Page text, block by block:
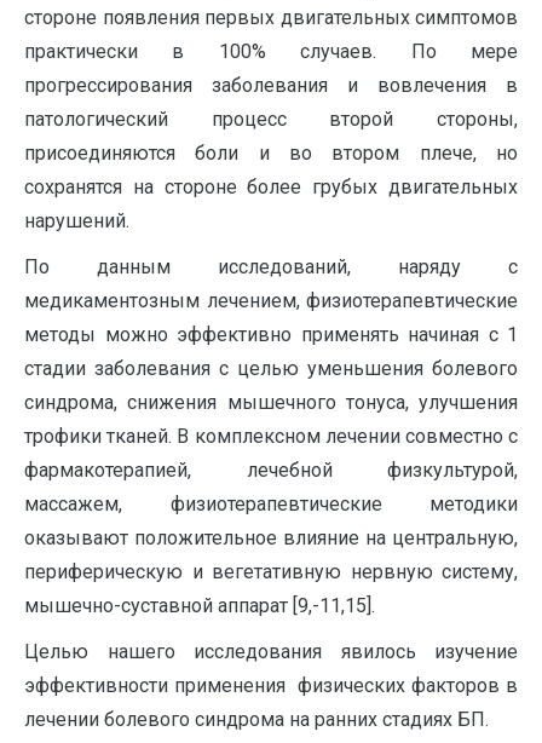
стороне появления первых двигательных симптомов
практически в 100% случаев. По мере
прогрессирования заболевания и вовлечения в
патологический процесс второй стороны,
присоединяются боли и во втором плече, но
сохранятся на стороне более грубых двигательных
нарушений.
По данным исследований, наряду с
медикаментозным лечением, физиотерапевтические
методы можно эффективно применять начиная с 1
стадии заболевания с целью уменьшения болевого
синдрома, снижения мышечного тонуса, улучшения
трофики тканей. В комплексном лечении совместно с
фармакотерапией, лечебной физкультурой,
массажем, физиотерапевтические методики
оказывают положительное влияние на центральную,
периферическую и вегетативную нервную систему,
мышечно-суставной аппарат [9,-11,15].
Целью нашего исследования явилось изучение
эффективности применения физических факторов в
лечении болевого синдрома на ранних стадиях БП.